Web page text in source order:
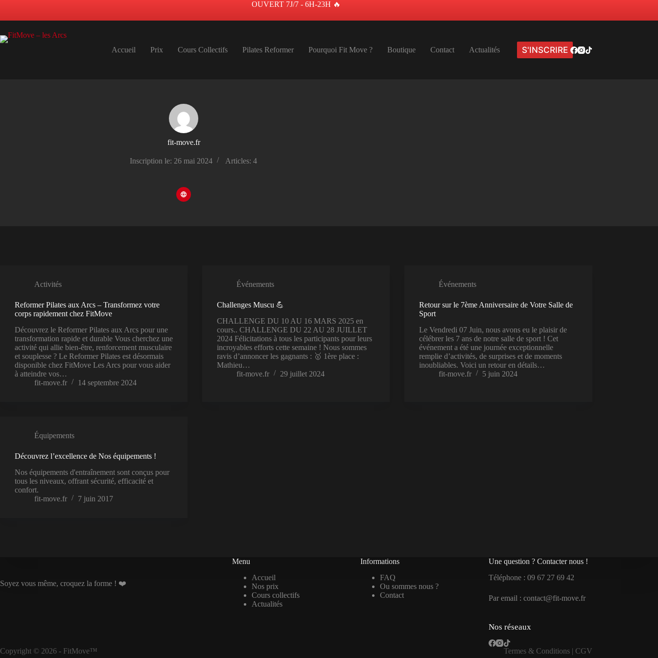
contenu
OUVERT 7J/7 - 6H-23H 🔥
Accueil Prix Cours Collectifs Pilates Reformer Pourquoi Fit Move ? Boutique Contact Actualités S'INSCRIRE
fit-move.fr
Inscription le: 26 mai 2024 Articles: 4
Activités
Reformer Pilates aux Arcs – Transformez votre
corps rapidement chez FitMove
Découvrez le Reformer Pilates aux Arcs pour une
transformation rapide et durable Vous cherchez une
activité qui allie bien-être, renforcement musculaire
et souplesse ? Le Reformer Pilates est désormais
disponible chez FitMove Les Arcs pour vous aider
à atteindre vos…
fit-move.fr
14 septembre 2024
Événements
Challenges Muscu 💪
CHALLENGE DU 10 AU 16 MARS 2025 en
cours.. CHALLENGE DU 22 AU 28 JUILLET
2024 Félicitations à tous les participants pour leurs
incroyables efforts cette semaine ! Nous sommes
ravis d’annoncer les gagnants : 🥇 1ère place :
Mathieu…
fit-move.fr
29 juillet 2024
Événements
Retour sur le 7ème Anniversaire de Votre Salle de
Sport
Le Vendredi 07 Juin, nous avons eu le plaisir de
célébrer les 7 ans de notre salle de sport ! Cet
événement a été une journée exceptionnelle
remplie d’activités, de surprises et de moments
inoubliables. Voici un retour en détails…
fit-move.fr
5 juin 2024
Équipements
Découvrez l’excellence de Nos équipements !
Nos équipements d'entraînement sont conçus pour
tous les niveaux, offrant sécurité, efficacité et
confort.
fit-move.fr
7 juin 2017
Soyez vous même, croquez la forme ! ❤️
Menu
Accueil
Nos prix
Cours collectifs
Actualités
Informations
FAQ
Ou sommes nous ?
Contact
Une question ? Contacter nous !
Téléphone : 09 67 27 69 42
Par email : contact@fit-move.fr
Nos réseaux
Copyright © 2026 - FitMove™ Termes & Conditions| CGV